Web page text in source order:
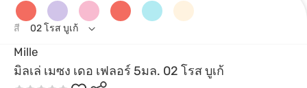
Mille
มิลเล่ เมซง เดอ เฟลอร์ 5มล. 02 โรส บูเก้
สี 02 โรส บูเก้